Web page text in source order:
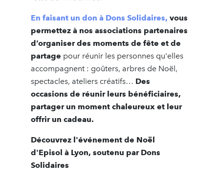
En faisant un don à Dons Solidaires, vous
permettez à nos associations partenaires
d’organiser des moments de fête et de
partage pour réunir les personnes qu'elles
accompagnent : goûters, arbres de Noël,
spectacles, ateliers créatifs… Des
occasions de réunir leurs bénéficiaires,
partager un moment chaleureux et leur
offrir un cadeau.
Découvrez l'événement de Noël
d'Episol à Lyon, soutenu par Dons
Solidaires